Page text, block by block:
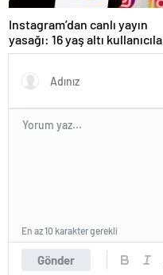
Instagram’dan canlı yayın
yasağı: 16 yaş altı kullanıcılar
için yeni kurallar açıklandı
Gönder
En az 10 karakter gerekli